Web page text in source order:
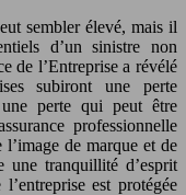
sembler élevé, mais il
d’un sinistre non
de l’Entreprise a révélé
subiront une perte
perte qui peut être
professionnelle
de marque et de
une tranquillité d’esprit
est protégée